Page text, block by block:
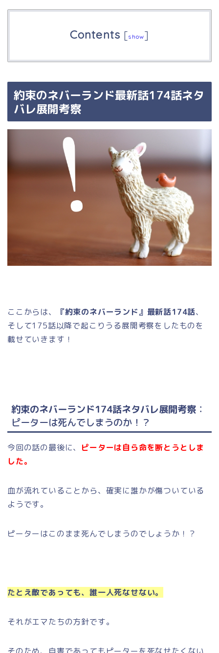
Contents [show]
約束のネバーランド最新話174話ネタ
バレ展開考察
ここからは、 『約束のネバーランド』最新話174話、
そして175話以降で起こりうる展開考察をしたものを
載せていきます！
約束のネバーランド174話ネタバレ展開考察 ：
ピーターは死んでしまうのか！？
今回の話の最後に、 ピーターは自ら命を断とうとしま
した。
血が流れていることから、確実に誰かが傷ついている
ようです。
ピーターはこのまま死んでしまうのでしょうか！？
たとえ敵であっても、誰一人死なせない。
それがエマたちの方針です。